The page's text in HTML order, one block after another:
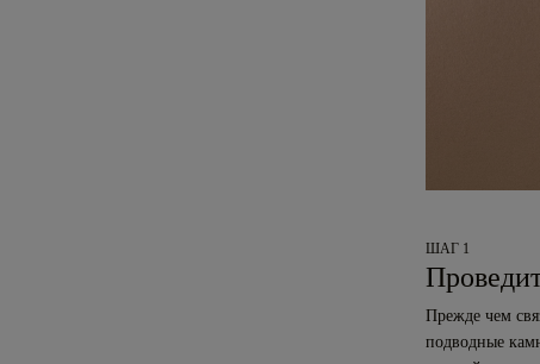
ШАГ 1
Прежде чем
подводные